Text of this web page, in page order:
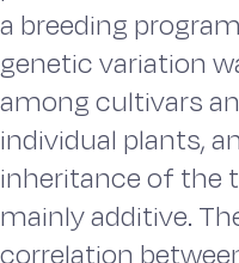
a breeding
genetic variation
among cultivars
individual plants,
inheritance of the
mainly additive.